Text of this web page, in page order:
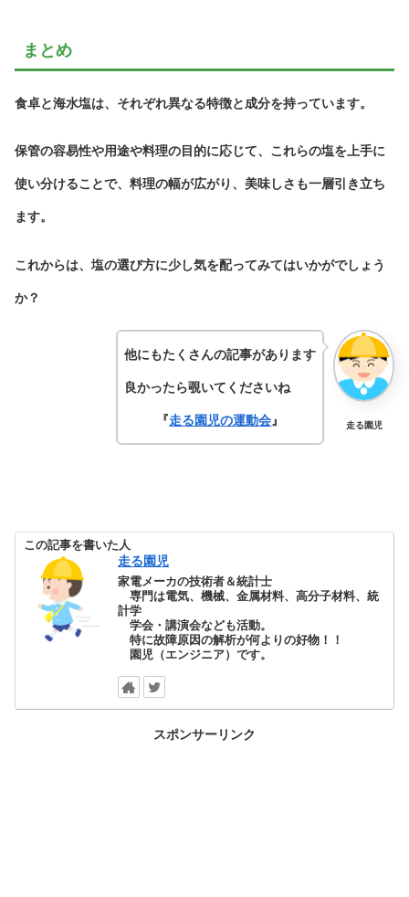
まとめ
食卓と海水塩は、それぞれ異なる特徴と成分を持っています。
保管の容易性や用途や料理の目的に応じて、これらの塩を上手に
使い分けることで、料理の幅が広がり、美味しさも一層引き立ち
ます。
これからは、塩の選び方に少し気を配ってみてはいかがでしょう
か？
走る園児
他にもたくさんの記事があります
良かったら覗いてくださいね
『走る園児の運動会』
この記事を書いた人
走る園児
家電メーカの技術者＆統計士
専門は電気、機械、金属材料、高分子材料、統
計学
学会・講演会なども活動。
特に故障原因の解析が何よりの好物！！
園児（エンジニア）です。
スポンサーリンク